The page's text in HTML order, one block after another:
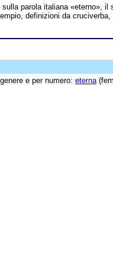
sulla parola italiana «eterno»,
definizioni da
e per numero: eterna